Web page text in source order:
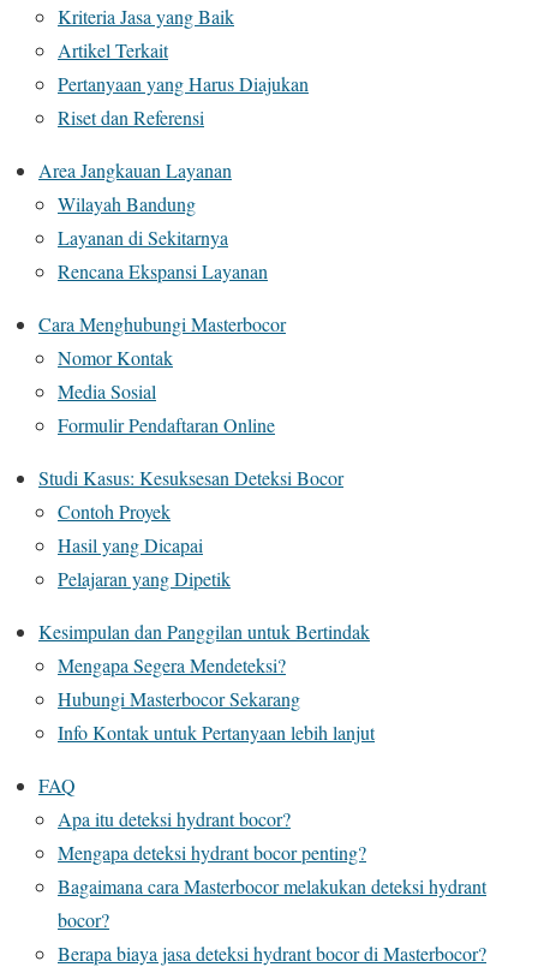
Kriteria Jasa yang Baik
Artikel Terkait
Pertanyaan yang Harus Diajukan
Riset dan Referensi
Area Jangkauan Layanan
Wilayah Bandung
Layanan di Sekitarnya
Rencana Ekspansi Layanan
Cara Menghubungi Masterbocor
Nomor Kontak
Media Sosial
Formulir Pendaftaran Online
Studi Kasus: Kesuksesan Deteksi Bocor
Contoh Proyek
Hasil yang Dicapai
Pelajaran yang Dipetik
Kesimpulan dan Panggilan untuk Bertindak
Mengapa Segera Mendeteksi?
Hubungi Masterbocor Sekarang
Info Kontak untuk Pertanyaan lebih lanjut
FAQ
Apa itu deteksi hydrant bocor?
Mengapa deteksi hydrant bocor penting?
Bagaimana cara Masterbocor melakukan deteksi hydrant
bocor?
Berapa biaya jasa deteksi hydrant bocor di Masterbocor?